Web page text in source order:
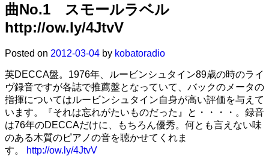
曲No.1 スモールラベル
http://ow.ly/4JtvV
Posted on 2012-03-04 by kobatoradio
英DECCA盤。1976年、ルービンシュタイン89歳の時のライ
ヴ録音ですが各誌で推薦盤となっていて、バックのメータの
指揮についてはルービンシュタイン自身が高い評価を与えて
います。『それは忘れがたいものだった』と・・・・。録音
は76年のDECCAだけに、もちろん優秀。何とも言えない味
のある木質のピアノの音を聴かせてくれま
す。
http://ow.ly/4JtvV